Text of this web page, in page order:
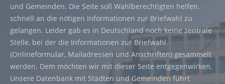
und Gemeinden. Die Seite soll Wahlberechtigten helfen,
schnell an die nötigen Informationen zur Briefwahl zu
gelangen. Leider gab es in Deutschland noch keine zentrale
Stelle, bei der die Informationen zur Briefwahl
(Onlineformular, Mailadressen und Anschriften) gesammelt
werden. Dem möchten wir mit dieser Seite entgegenwirken.
Unsere Datenbank mit Städten und Gemeinden führt